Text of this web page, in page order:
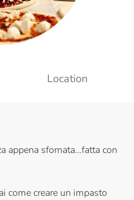
Location
appena sfornata…fatta con
come creare un impasto